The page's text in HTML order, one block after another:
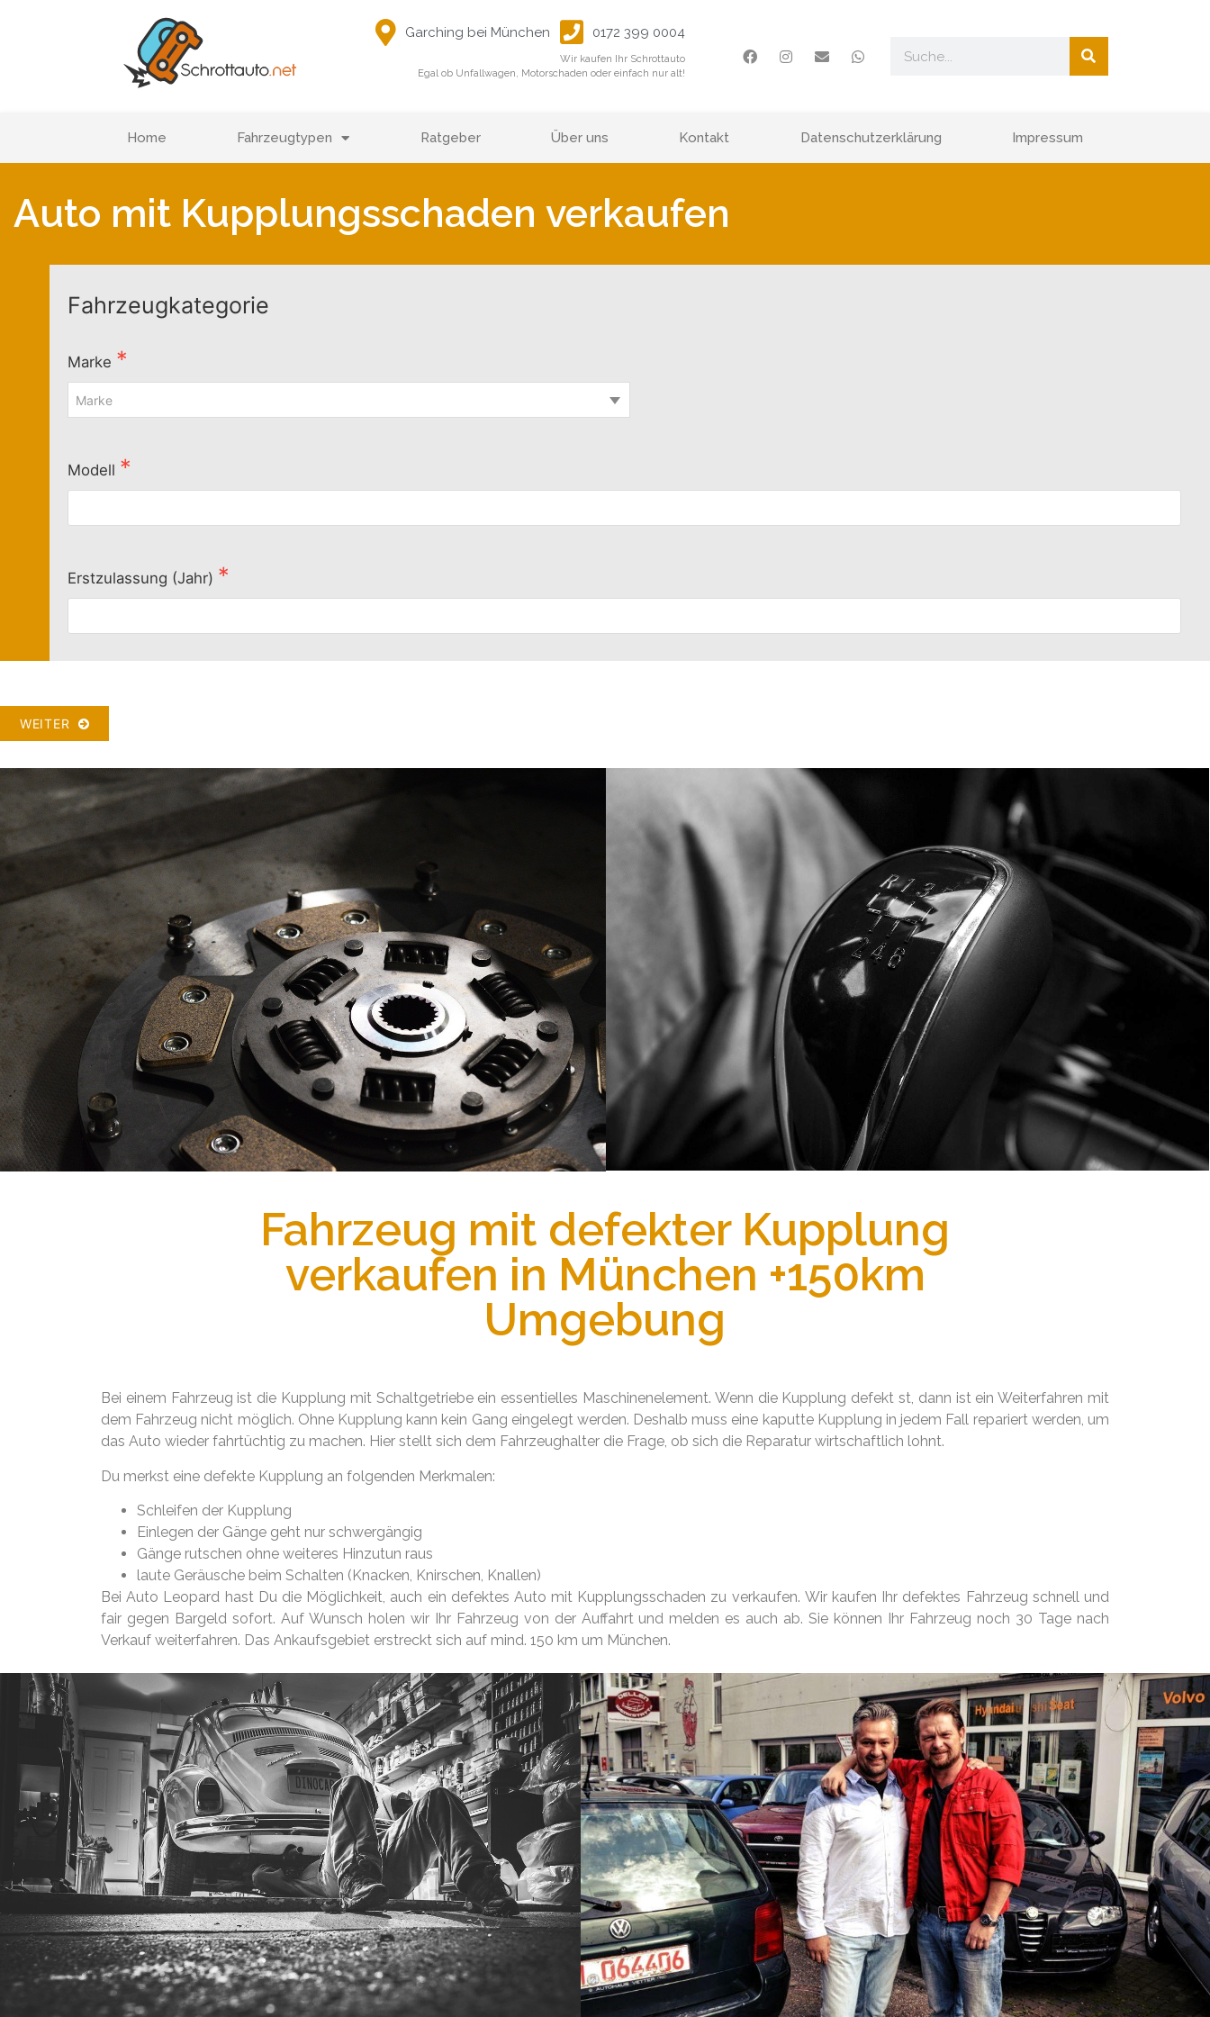
Garching bei München 0172 399 0004
Wir kaufen Ihr Schrottauto
Egal ob Unfallwagen, Motorschaden oder einfach nur alt!
Home Fahrzeugtypen Ratgeber Über uns Kontakt Datenschutzerklärung Impressum
Auto mit Kupplungsschaden verkaufen
Fahrzeugkategorie
Marke
Marke
Modell
Erstzulassung (Jahr)
WEITER
Fahrzeug mit defekter Kupplung
verkaufen in München +150km
Umgebung
Bei einem Fahrzeug ist die Kupplung mit Schaltgetriebe ein essentielles Maschinenelement. Wenn die Kupplung defekt st, dann ist ein Weiterfahren mit
dem Fahrzeug nicht möglich. Ohne Kupplung kann kein Gang eingelegt werden. Deshalb muss eine kaputte Kupplung in jedem Fall repariert werden, um
das Auto wieder fahrtüchtig zu machen. Hier stellt sich dem Fahrzeughalter die Frage, ob sich die Reparatur wirtschaftlich lohnt.
Du merkst eine defekte Kupplung an folgenden Merkmalen:
Schleifen der Kupplung
Einlegen der Gänge geht nur schwergängig
Gänge rutschen ohne weiteres Hinzutun raus
laute Geräusche beim Schalten (Knacken, Knirschen, Knallen)
Bei Auto Leopard hast Du die Möglichkeit, auch ein defektes Auto mit Kupplungsschaden zu verkaufen. Wir kaufen Ihr defektes Fahrzeug schnell und
fair gegen Bargeld sofort. Auf Wunsch holen wir Ihr Fahrzeug von der Auffahrt und melden es auch ab. Sie können Ihr Fahrzeug noch 30 Tage nach
Verkauf weiterfahren. Das Ankaufsgebiet erstreckt sich auf mind. 150 km um München.